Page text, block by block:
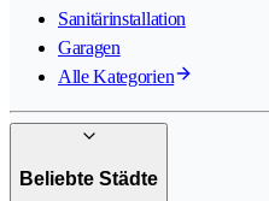
Sanitärinstallation
Garagen
Alle Kategorien
Beliebte Städte